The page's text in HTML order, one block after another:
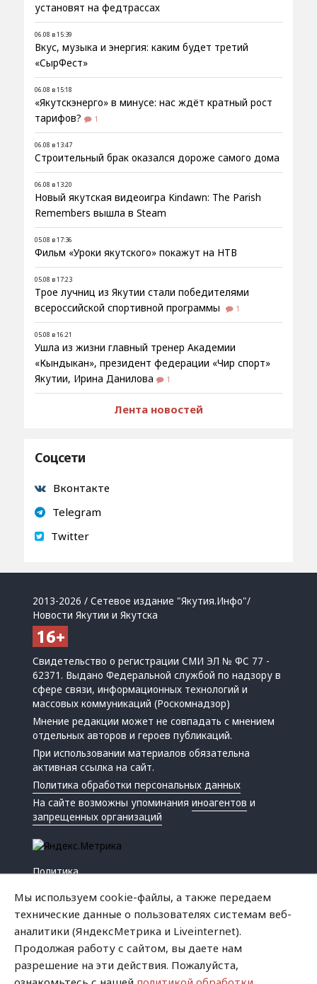
установят на федтрассах
06.08 в 15:39
Вкус, музыка и энергия: каким будет третий
«СырФест»
06.08 в 15:18
«Якутскэнерго» в минусе: нас ждёт кратный рост
тарифов?
1
06.08 в 13:47
Строительный брак оказался дороже самого дома
06.08 в 13:20
Новый якутская видеоигра Kindawn: The Parish
Remembers вышла в Steam
05.08 в 17:36
Фильм «Уроки якутского» покажут на НТВ
05.08 в 17:23
Трое лучниц из Якутии стали победителями
всероссийской спортивной программы
1
05.08 в 16:21
Ушла из жизни главный тренер Академии
«Кындыкан», президент федерации «Чир спорт»
Якутии, Ирина Данилова
1
Лента новостей
Соцсети
Вконтакте
Telegram
Twitter
2013-2026 / Сетевое издание "Якутия.Инфо"/
Новости Якутии и Якутска
Свидетельство о регистрации СМИ ЭЛ № ФС 77 -
62371. Выдано Федеральной службой по надзору в
сфере связи, информационных технологий и
массовых коммуникаций (Роскомнадзор)
Мнение редакции может не совпадать с мнением
отдельных авторов и героев публикаций.
При использовании материалов обязательна
активная ссылка на сайт.
Политика обработки персональных данных
На сайте возможны упоминанияиноагентов и
запрещенных организаций
Политика
Криминал
Мы используем cookie-файлы, а также передаем
технические данные о пользователях системам веб-
аналитики (ЯндексМетрика и Liveinternet).
Продолжая работу с сайтом, вы даете нам
разрешение на эти действия. Пожалуйста,